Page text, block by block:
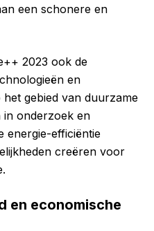
een schonere en
2023 ook de
en
gebied van duurzame
in onderzoek en
energie-efficiëntie
creëren voor
en economische